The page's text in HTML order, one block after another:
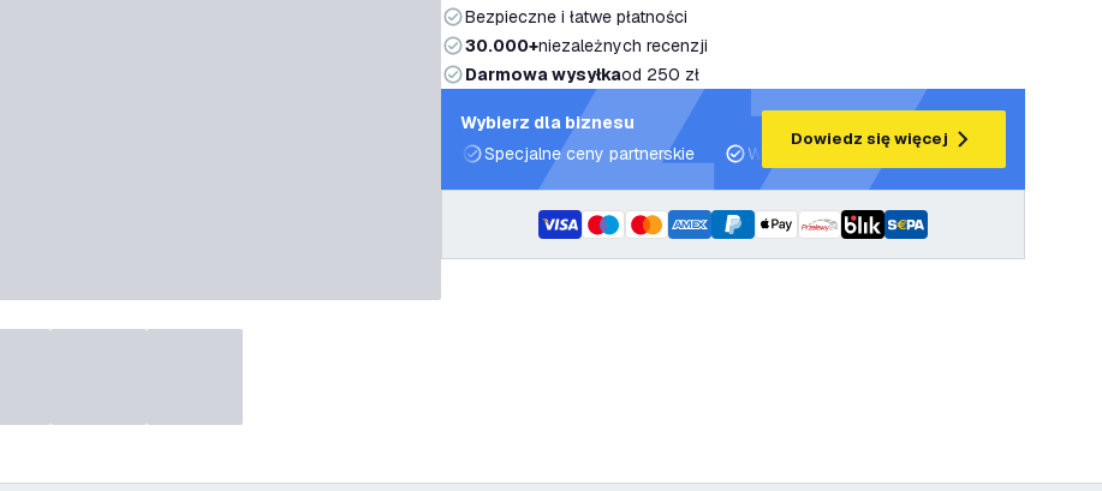
Bezpieczne i łatwe płatności
30.000+niezależnych recenzji
Darmowa wysyłkaod 250 zł
Wybierz dla biznesu
Specjalne ceny partnerskie
Wsparcie projektowe i plany oświetleniowe
Dowiedz się więcej